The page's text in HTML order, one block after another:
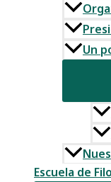
Un
Escuela de